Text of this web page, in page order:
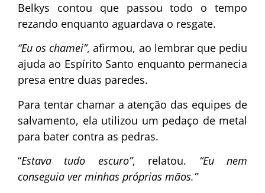
Belkys contou que passou todo o tempo
rezando enquanto aguardava o resgate.
“Eu os chamei”, afirmou, ao lembrar que pediu
ajuda ao Espírito Santo enquanto permanecia
presa entre duas paredes.
Para tentar chamar a atenção das equipes de
salvamento, ela utilizou um pedaço de metal
para bater contra as pedras.
“Estava tudo escuro”, relatou. “Eu nem
conseguia ver minhas próprias mãos.”